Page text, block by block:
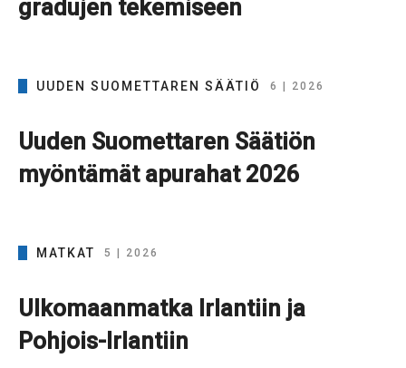
gradujen tekemiseen
UUDEN SUOMETTAREN SÄÄTIÖ 6 | 2026
Uuden Suomettaren Säätiön
myöntämät apurahat 2026
MATKAT 5 | 2026
Ulkomaanmatka Irlantiin ja
Pohjois-Irlantiin